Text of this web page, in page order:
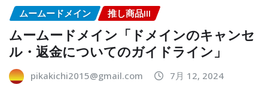
ムームードメイン 推し商品III
ムームードメイン「ドメインのキャンセ
ル・返金についてのガイドライン」
pikakichi2015@gmail.com 7月 12, 2024